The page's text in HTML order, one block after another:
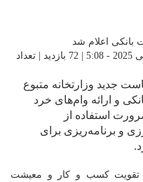
شناسه خبر : 89094 | تاریخ انتشار : 26 می 2025 - 5:08 | 72 بازدید | تعداد
جدید وزارتخانه متبوع
و ارائه وام‌های خرد
استفاده از
و برنامه‌ریزی برای
تقویت کسب و کار و معیشت